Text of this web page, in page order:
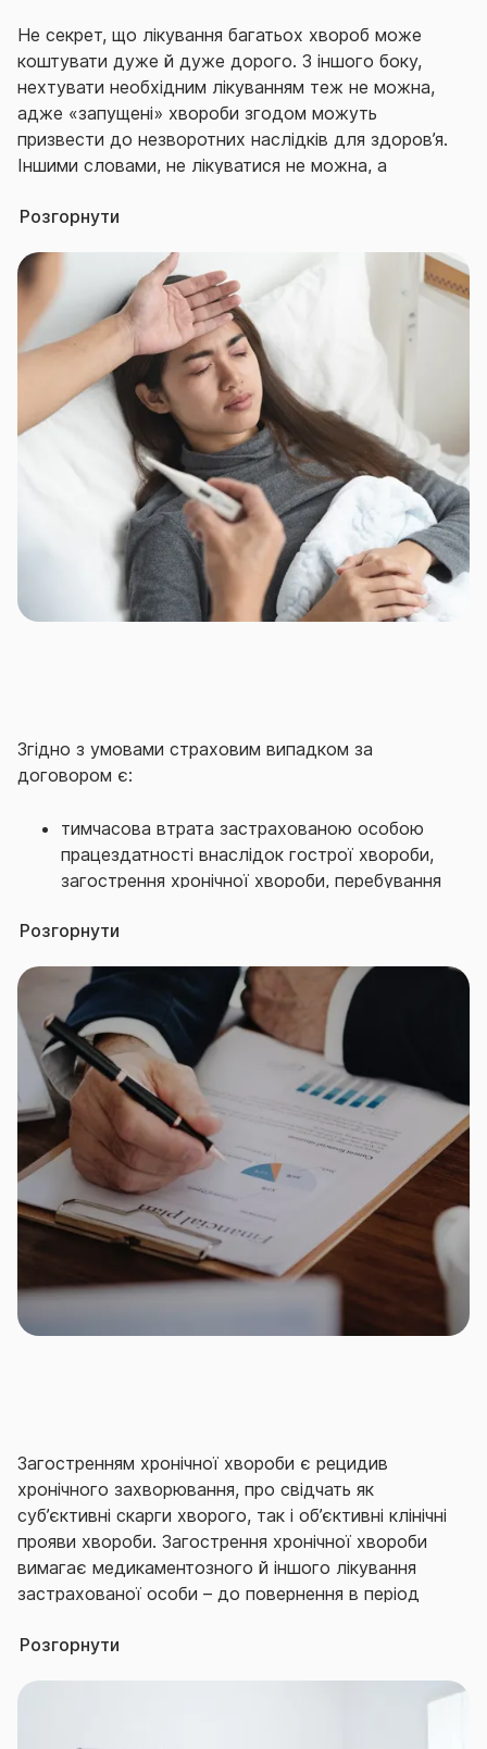
Не секрет, що лікування багатьох хвороб може
коштувати дуже й дуже дорого. З іншого боку,
нехтувати необхідним лікуванням теж не можна,
адже «запущені» хвороби згодом можуть
призвести до незворотних наслідків для здоров’я.
Іншими словами, не лікуватися не можна, а
чи є вихід?
Насправді – так.
Наприклад, заздалегідь подбавши про укладення
відповідного договору страхування.
Договір страхування здоров’я на випадок хвороби
від СГ «ТАС» – ефективний захист на випадок
непередбачуваних витрат в разі виникнення
хвороби, втрати працездатності чи смерті ваших
співробітнииків.
Розгорнути
Згідно з умовами страховим випадком за
договором є:
тимчасова втрата застрахованою особою
працездатності внаслідок гострої хвороби,
загострення хронічної хвороби, перебування
лікуванні, що вимагає консервативного
тимчасова втрата застрахованою особою
працездатності внаслідок гострої хвороби,
загострення хронічної хвороби, перебування
на амбулаторному та/або стаціонарному
лікуванні, що вимагає хірургічного втручання;
стійка втрата застрахованою особою
загальної працездатності (встановлення
інвалідності ІІІ, ІІ чи І групи) внаслідок
хвороби;
смерть застрахованої особи внаслідок
хвороби.
Гострою хворобою визнається раптове,
непередбачуване захворювання, що призвело до
погіршення здоров’я застрахованої особи. В разі
Розгорнути
Загостренням хронічної хвороби є рецидив
хронічного захворювання, про свідчать як
суб’єктивні скарги хворого, так і об’єктивні клінічні
прояви хвороби. Загострення хронічної хвороби
вимагає медикаментозного й іншого лікування
застрахованої особи – до повернення в період
здоров’я на випадок хвороби в СГ «ТАС» варто
Розгорнути